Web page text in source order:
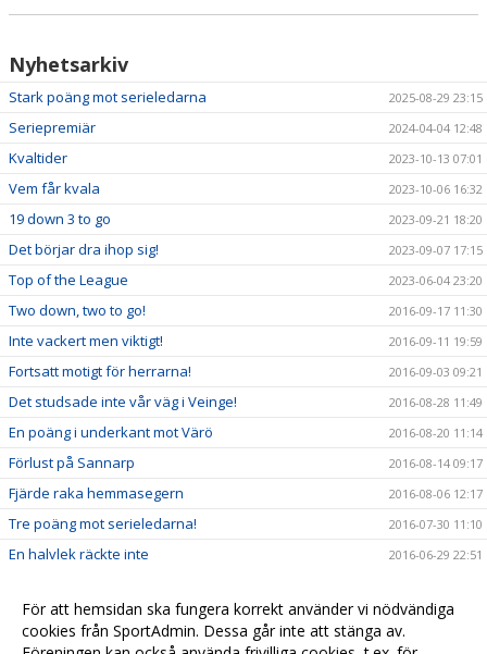
Nyhetsarkiv
Stark poäng mot serieledarna 2025-08-29 23:15
Seriepremiär 2024-04-04 12:48
Kvaltider 2023-10-13 07:01
Vem får kvala 2023-10-06 16:32
19 down 3 to go 2023-09-21 18:20
Det börjar dra ihop sig! 2023-09-07 17:15
Top of the League 2023-06-04 23:20
Two down, two to go! 2016-09-17 11:30
Inte vackert men viktigt! 2016-09-11 19:59
Fortsatt motigt för herrarna! 2016-09-03 09:21
Det studsade inte vår väg i Veinge! 2016-08-28 11:49
En poäng i underkant mot Värö 2016-08-20 11:14
Förlust på Sannarp 2016-08-14 09:17
Fjärde raka hemmasegern 2016-08-06 12:17
Tre poäng mot serieledarna! 2016-07-30 11:10
En halvlek räckte inte 2016-06-29 22:51
Bragdseger i Galtabäck 2016-06-16 23:18
Bra spel men noll poäng på Löftavallen! 2016-06-11 08:38
För att hemsidan ska fungera korrekt använder vi nödvändiga
cookies från SportAdmin. Dessa går inte att stänga av.